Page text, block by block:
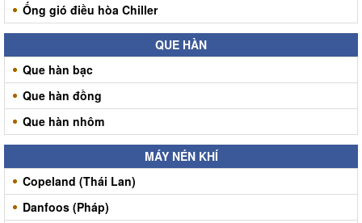
Ống gió điều hòa Chiller
QUE HÀN
Que hàn bạc
Que hàn đồng
Que hàn nhôm
MÁY NÉN KHÍ
Copeland (Thái Lan)
Danfoos (Pháp)